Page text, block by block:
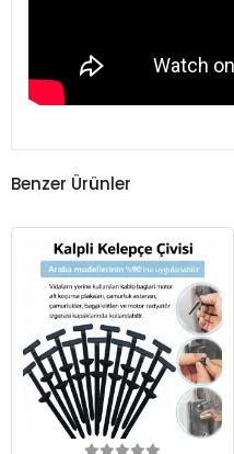
Benzer Ürünler